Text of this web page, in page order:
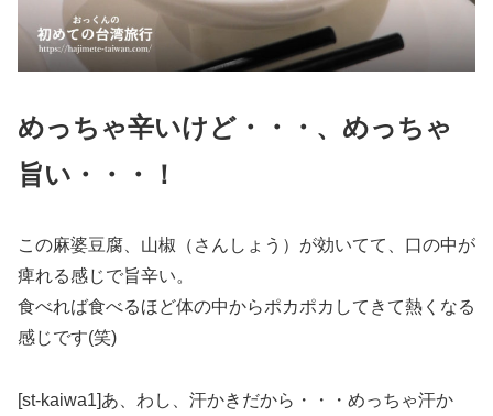
めっちゃ辛いけど・・・、めっちゃ
旨い・・・！
この麻婆豆腐、山椒（さんしょう）が効いてて、口の中が
痺れる感じで旨辛い。
食べれば食べるほど体の中からポカポカしてきて熱くなる
感じです(笑)
[st-kaiwa1]あ、わし、汗かきだから・・・めっちゃ汗か